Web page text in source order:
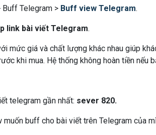
Buff Telegram > Buff view Telegram.
link bài viết Telegram.
mức giá và chất lượng khác nhau giúp
khi mua. Hệ thống không hoàn tiền nếu
telegram gần nhất: sever 820.
buff cho bài viết trên Telegram của